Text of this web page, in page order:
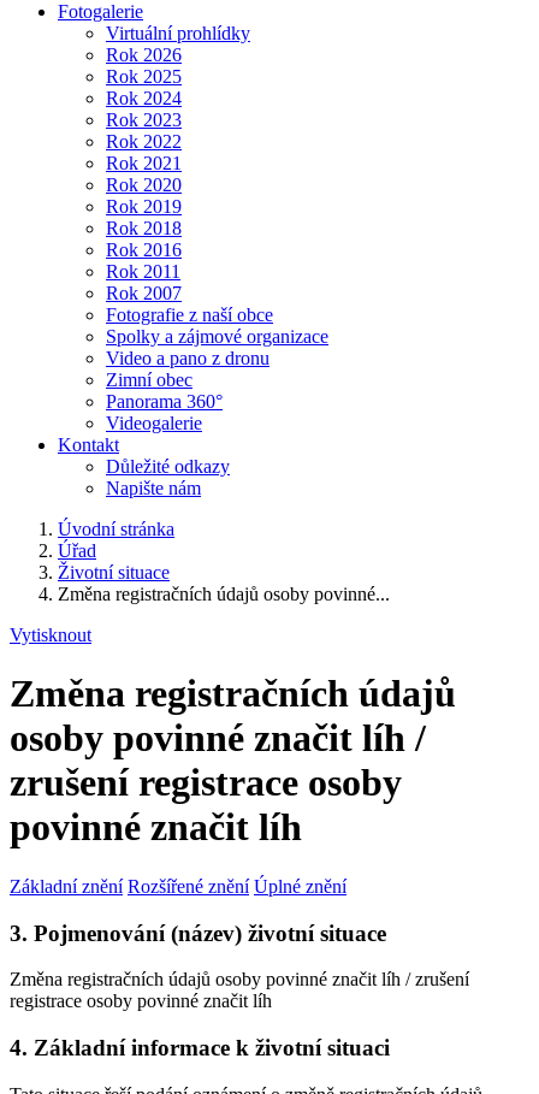
Fotogalerie
Virtuální prohlídky
Rok 2026
Rok 2025
Rok 2024
Rok 2023
Rok 2022
Rok 2021
Rok 2020
Rok 2019
Rok 2018
Rok 2016
Rok 2011
Rok 2007
Fotografie z naší obce
Spolky a zájmové organizace
Video a pano z dronu
Zimní obec
Panorama 360°
Videogalerie
Kontakt
Důležité odkazy
Napište nám
Úvodní stránka
Úřad
Životní situace
Změna registračních údajů osoby povinné...
Vytisknout
Změna registračních údajů
osoby povinné značit líh /
zrušení registrace osoby
povinné značit líh
Základní znění Rozšířené znění Úplné znění
3. Pojmenování (název) životní situace
Změna registračních údajů osoby povinné značit líh / zrušení
registrace osoby povinné značit líh
4. Základní informace k životní situaci